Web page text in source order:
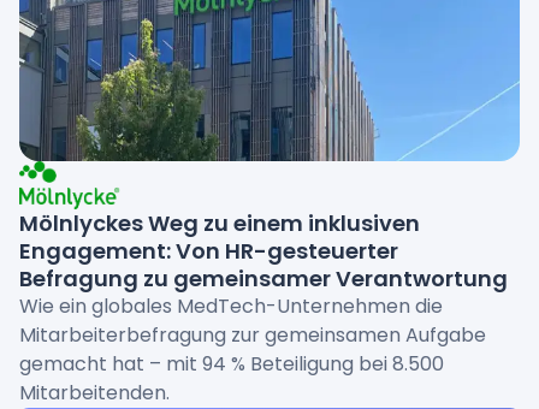
Mölnlyckes Weg zu einem inklusiven
Engagement: Von HR-gesteuerter
Befragung zu gemeinsamer Verantwortung
Wie ein globales MedTech-Unternehmen die
Mitarbeiterbefragung zur gemeinsamen Aufgabe
gemacht hat – mit 94 % Beteiligung bei 8.500
Mitarbeitenden.